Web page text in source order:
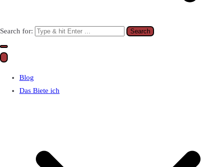
Search for:
Blog
Das Biete ich